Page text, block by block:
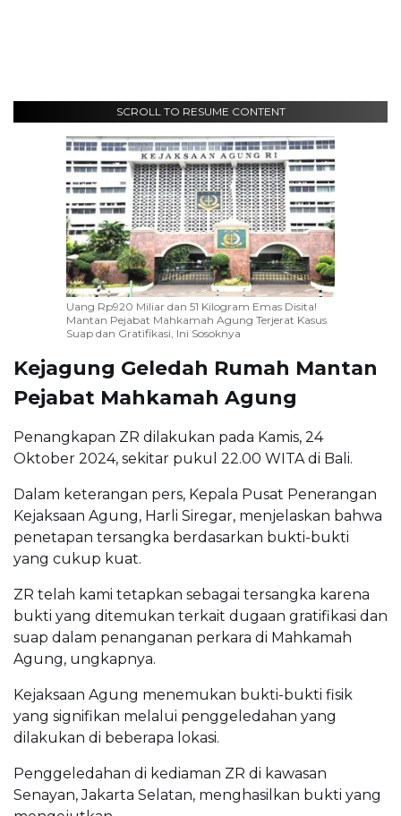
SCROLL TO RESUME CONTENT
Uang Rp920 Miliar dan 51 Kilogram Emas Disita!
Mantan Pejabat Mahkamah Agung Terjerat Kasus
Suap dan Gratifikasi, Ini Sosoknya
Kejagung Geledah Rumah Mantan
Pejabat Mahkamah Agung
Penangkapan ZR dilakukan pada Kamis, 24
Oktober 2024, sekitar pukul 22.00 WITA di Bali.
Dalam keterangan pers, Kepala Pusat Penerangan
Kejaksaan Agung, Harli Siregar, menjelaskan bahwa
penetapan tersangka berdasarkan bukti-bukti
yang cukup kuat.
ZR telah kami tetapkan sebagai tersangka karena
bukti yang ditemukan terkait dugaan gratifikasi dan
suap dalam penanganan perkara di Mahkamah
Agung, ungkapnya.
Kejaksaan Agung menemukan bukti-bukti fisik
yang signifikan melalui penggeledahan yang
dilakukan di beberapa lokasi.
Penggeledahan di kediaman ZR di kawasan
Senayan, Jakarta Selatan, menghasilkan bukti yang